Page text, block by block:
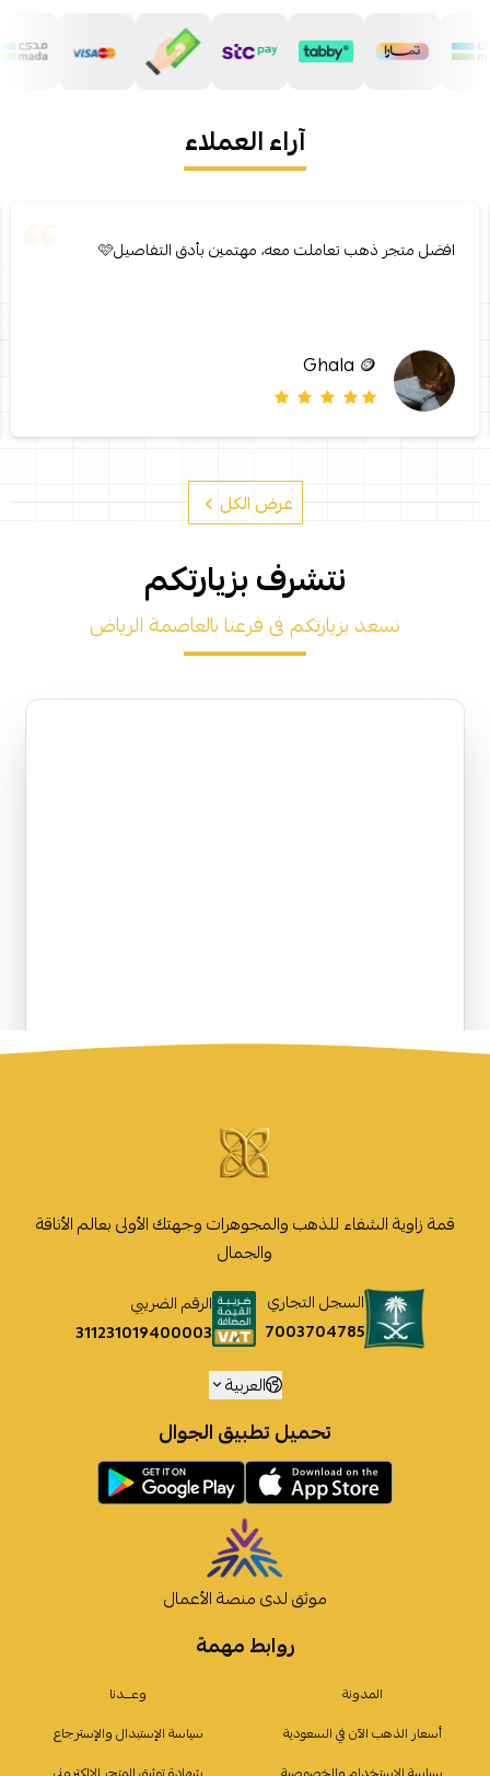
آراء العملاء
افضل متجر ذهب تعاملت معه، مهتمين بأدق التفاصيل🩷
Ghala 🪙
عرض الكل
نتشرف بزيارتكم
نسعد بزيارتكم فى فرعنا بالعاصمة الرياض
روابط مهمة
المدونة
وعـــدنا
أسعار الذهب الآن في السعودية
سياسة الإستبدال والإسترجاع
قمة زاوية الشفاء للذهب والمجوهرات وجهتك الأولى بعالم الأناقة
والجمال
السجل التجاري
7003704785
الرقم الضريبي
311231019400003
العربية
تحميل تطبيق الجوال
موثق لدى منصة الأعمال